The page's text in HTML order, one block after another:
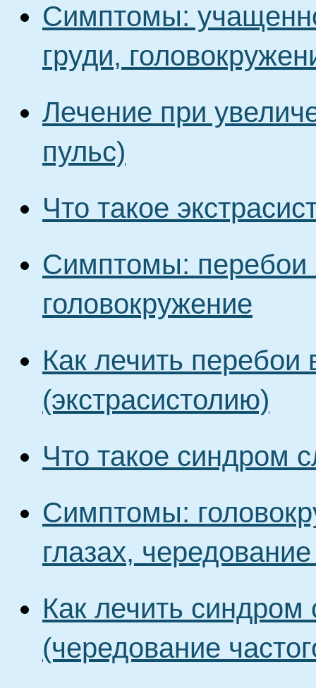
Симптомы:
груди,
Лечение при
пульс)
Что такое
Симптомы: перебои
головокружение
Как лечить перебои
(экстрасистолию)
Что такое синдром
Симптомы:
глазах,
Как лечить синдром
(чередование